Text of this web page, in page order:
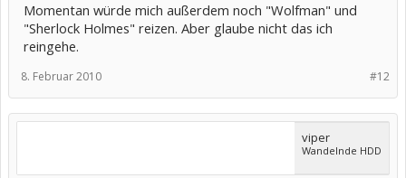
Momentan würde mich außerdem noch "Wolfman" und
"Sherlock Holmes" reizen. Aber glaube nicht das ich
reingehe.
#12
8. Februar 2010
viper
Wandelnde HDD